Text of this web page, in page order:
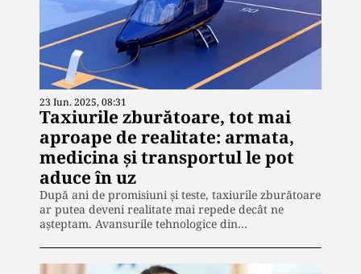
23 Iun. 2025, 08:31
Taxiurile zburătoare, tot mai
aproape de realitate: armata,
medicina și transportul le pot
aduce în uz
După ani de promisiuni și teste, taxiurile zburătoare
ar putea deveni realitate mai repede decât ne
așteptam. Avansurile tehnologice din…